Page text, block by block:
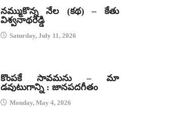
నమ్ముకొన్న నేల (కథ) – కేతు
విశ్వనాథరెడ్డి
Saturday, July 11, 2026
కొంపకే సావమను – మా
డవుటుగాన్ని : జానపదగీతం
Monday, May 4, 2026